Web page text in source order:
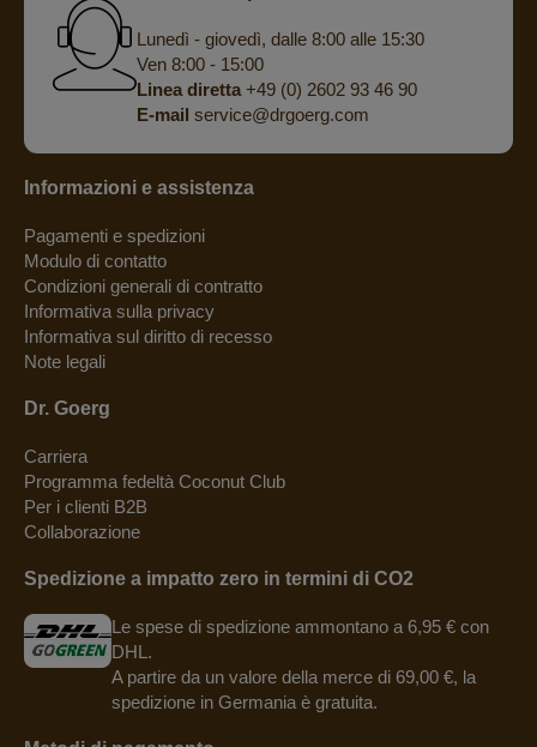
Lunedì - giovedì, dalle 8:00 alle 15:30
Ven 8:00 - 15:00
Linea diretta+49 (0) 2602 93 46 90
E-mail service@drgoerg.com
Informazioni e assistenza
Pagamenti e spedizioni
Modulo di contatto
Condizioni generali di contratto
Informativa sulla privacy
Informativa sul diritto di recesso
Note legali
Dr. Goerg
Carriera
Programma fedeltà Coconut Club
Per i clienti B2B
Collaborazione
Spedizione a impatto zero in termini di CO2
Le spese di spedizione ammontano a 6,95 € con
DHL.
A partire da un valore della merce di 69,00 €, la
spedizione in Germania è gratuita.